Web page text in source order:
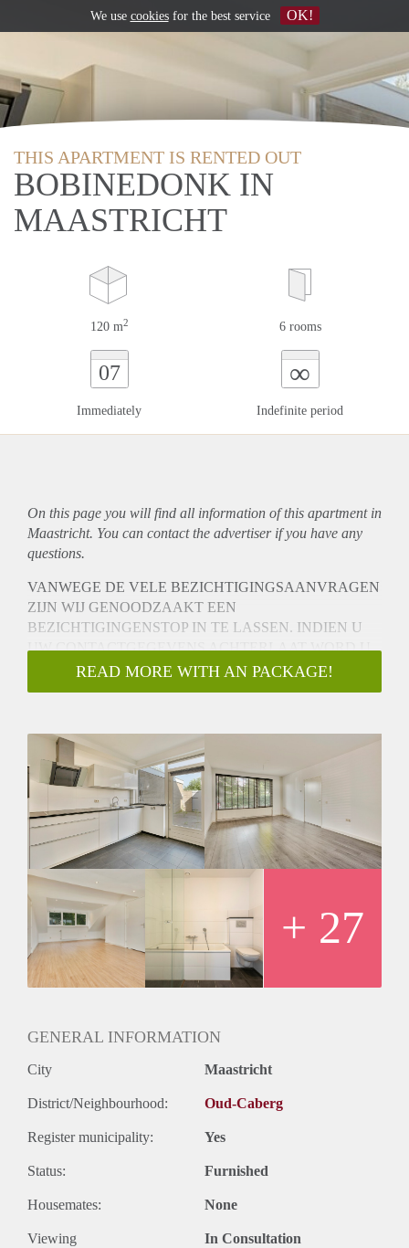
THIS APARTMENT IS RENTED OUT
BOBINEDONK IN
MAASTRICHT
120 m2 6 rooms
07
Immediately
∞
Indefinite period
On this page you will find all information of this apartmentin
Maastricht. You can contact the advertiser if you have any
questions.
VANWEGE DE VELE BEZICHTIGINGSAANVRAGEN
ZIJN WIJ GENOODZAAKT EEN
BEZICHTIGINGENSTOP IN TE LASSEN. INDIEN U
UW CONTACTGEGEVENS ACHTERLAAT WORD U
OP DE RESERVELIJST GEPLAATST.
LET OP: deze woning is niet beschikbaar voor studenten
In de populaire wijk “Oud Caberg” gelegen, totaal
gerenoveerd (2016) half-vrijstaand woonhuis met 5
slaapkamers, 2 dakkapellen en gratis parkeergelegenheid
voor de deur.
Deze woning ligt op een uiterst rustige locatie aan de rand
van de stad met uitzicht op een weiland. Door de ruime
indeling is deze woning uitermate geschikt voor bijvoorbeeld
wie wonen en werken wil combineren of voor grotere
gezinnen.
Kortom een bezichtiging meer dan waard!
READ MORE WITH AN PACKAGE!
+ 27
GENERAL INFORMATION
City Maastricht
District/Neighbourhood: Oud-Caberg
Register municipality: Yes
Status: Furnished
Housemates: None
Viewing In Consultation
We use cookiesfor the best service OK!